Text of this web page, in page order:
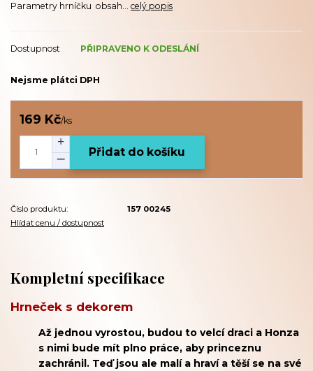
Parametry hrníčku obsah... celý popis
Dostupnost PŘIPRAVENO K ODESLÁNÍ
Nejsme plátci DPH
169 Kč/ks
Přidat do košíku
Číslo produktu:
157 00245
Hlídat cenu / dostupnost
Kompletní specifikace
Hrneček s dekorem
Až jednou vyrostou, budou to velcí draci a Honza
s nimi bude mít plno práce, aby princeznu
zachránil. Teď jsou ale malí a hraví a těší se na své